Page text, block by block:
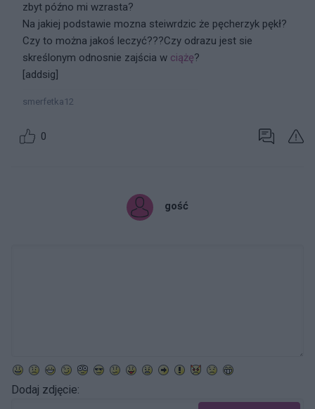
zbyt późno mi wzrasta?
Na jakiej podstawie mozna steiwrdzic że pęcherzyk pękł?
Czy to można jakoś leczyć???Czy odrazu jest sie
skreślonym odnosnie zajścia w ciążę?
[addsig]
smerfetka12
0
gość
Dodaj zdjęcie: